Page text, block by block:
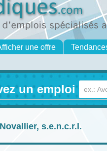
une offre
un emploi
Novallier, s.e.n.c.r.l.